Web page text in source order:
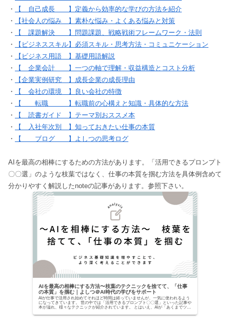
・
【 自己成長 】定義から効率的な学びの方法を紹介
・
【社会人の悩み 】素朴な悩み・よくある悩みと対策
・
【 課題解決 】問題課題、戦略戦術フレームワーク・法則
・
【ビジネススキル】必須スキル・思考方法・コミュニケーション
・
【ビジネス用語 】基礎用語解説
・
【 企業会計 】一つの軸で理解・収益構造とコスト分析
・
【企業実例研究 】成長企業の成長理由
・
【 会社の環境 】良い会社の特徴
・
【 転職 】転職前の心構えと知識・具体的な方法
・
【 読書ガイド 】テーマ別おススメ本
・
【 入社年次別 】知っておきたい仕事の本質
・
【 ブログ 】よしつの思考ログ
AIを最高の相棒にするための方法があります。「活用できるプロンプト
〇〇選」のような枝葉ではなく、仕事の本質を掴む方法を具体例含めて
分かりやすく解説したnoteの記事があります。参照下さい。
AIを最高の相棒にする方法〜枝葉のテクニックを捨てて、「仕事
の本質」を掴む｜よしつ＠AI時代の学びをサポート
AIが仕事で活用され始めてそれほど時間は経っていませんが、一気に使われるよう
になってきています。 世の中では「活用できるプロンプト〇〇選」といった記事や
本が溢れ、様々なテクニックが紹介されています。 とはいえ、AIが「あくまでツー